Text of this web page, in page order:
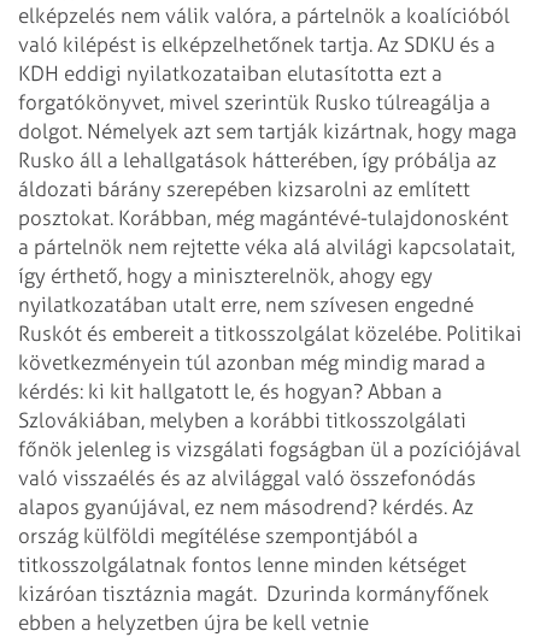
elképzelés nem válik valóra, a pártelnök a koalícióból
való kilépést is elképzelhetőnek tartja. Az SDKU és a
KDH eddigi nyilatkozataiban elutasította ezt a
forgatókönyvet, mivel szerintük Rusko túlreagálja a
dolgot. Némelyek azt sem tartják kizártnak, hogy maga
Rusko áll a lehallgatások hátterében, így próbálja az
áldozati bárány szerepében kizsarolni az említett
posztokat. Korábban, még magántévé-tulajdonosként
a pártelnök nem rejtette véka alá alvilági kapcsolatait,
így érthető, hogy a miniszterelnök, ahogy egy
nyilatkozatában utalt erre, nem szívesen engedné
Ruskót és embereit a titkosszolgálat közelébe. Politikai
következményein túl azonban még mindig marad a
kérdés: ki kit hallgatott le, és hogyan? Abban a
Szlovákiában, melyben a korábbi titkosszolgálati
főnök jelenleg is vizsgálati fogságban ül a pozíciójával
való visszaélés és az alvilággal való összefonódás
alapos gyanújával, ez nem másodrend? kérdés. Az
ország külföldi megítélése szempontjából a
titkosszolgálatnak fontos lenne minden kétséget
kizáróan tisztáznia magát. Dzurinda kormányfőnek
ebben a helyzetben újra be kell vetnie